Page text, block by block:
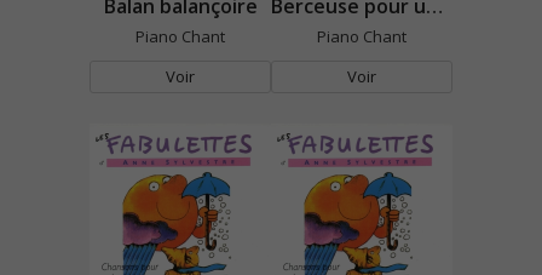
Balan balançoire
Piano Chant
Voir
Berceuse pour une pomme
Piano Chant
Voir